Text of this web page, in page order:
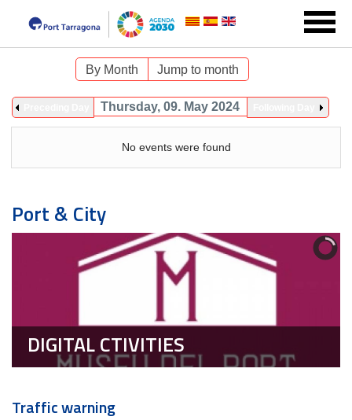
By Month Jump to month
Thursday, 09. May 2024
No events were found
Port & City
DIGITAL CTIVITIES
Traffic warning